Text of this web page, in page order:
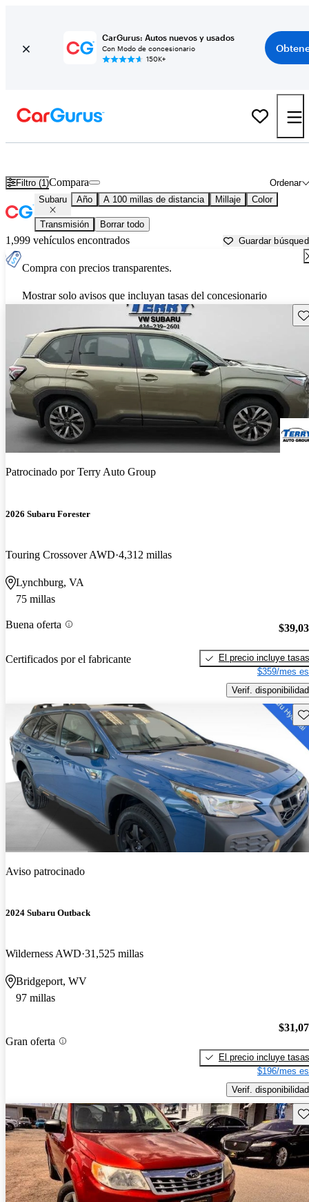
CarGurus: Autos nuevos y usados
Con Modo de concesionario
150K+
Filtro (1) Ordenar
Compara
Subaru Año A 100 millas de distancia Millaje Color
Transmisión Borrar todo
1,999 vehículos encontrados Guardar
Compra con precios transparentes.
Mostrar solo avisos que incluyan tasas del concesionario
Patrocinado porTerry Auto Group
2026 Subaru Forester
Touring Crossover AWD 4,312 millas
Lynchburg, VA
75 millas
Buena oferta
Certificados por el fabricante
El precio incluye tasas
$359/mes
Verif. disponibilidad
Aviso patrocinado
2024 Subaru Outback
Wilderness AWD 31,525 millas
Bridgeport, WV
97 millas
Gran oferta
El precio incluye tasas
$196/mes
Verif. disponibilidad